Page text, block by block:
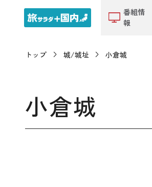
番組情
報
トップ 城/城址 小倉城
小倉城